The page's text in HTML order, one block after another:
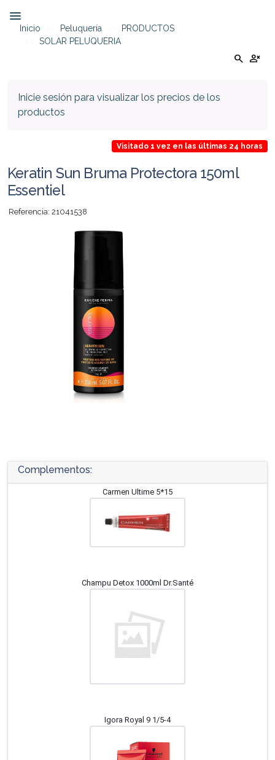
Inicio Peluquería
PRODUCTOS
SOLAR PELUQUERIA
search person_cancel
Inicie sesión para visualizar los precios de los
productos
Visitado 1 vez en las últimas 24 horas
Keratin Sun Bruma Protectora 150ml
Essentiel
Referencia: 21041538
Complementos:
Carmen Ultime 5*15
Champu Detox 1000ml Dr.Santé
Igora Royal 9 1/5-4